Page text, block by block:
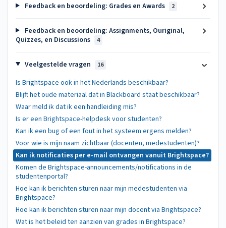
Feedback en beoordeling: Grades en Awards 2
Feedback en beoordeling: Assignments, Ouriginal,
Quizzes, en Discussions
4
Veelgestelde vragen 16
Is Brightspace ook in het Nederlands beschikbaar?
Blijft het oude materiaal dat in Blackboard staat beschikbaar?
Waar meld ik dat ik een handleiding mis?
Is er een Brightspace-helpdesk voor studenten?
Kan ik een bug of een fout in het systeem ergens melden?
Voor wie is mijn naam zichtbaar (docenten, medestudenten)?
Kan ik notificaties per e-mail ontvangen vanuit Brightspace?
Komen de Brightspace-announcements/notifications in de
studentenportal?
Hoe kan ik berichten sturen naar mijn medestudenten via
Brightspace?
Hoe kan ik berichten sturen naar mijn docent via Brightspace?
Wat is het beleid ten aanzien van grades in Brightspace?